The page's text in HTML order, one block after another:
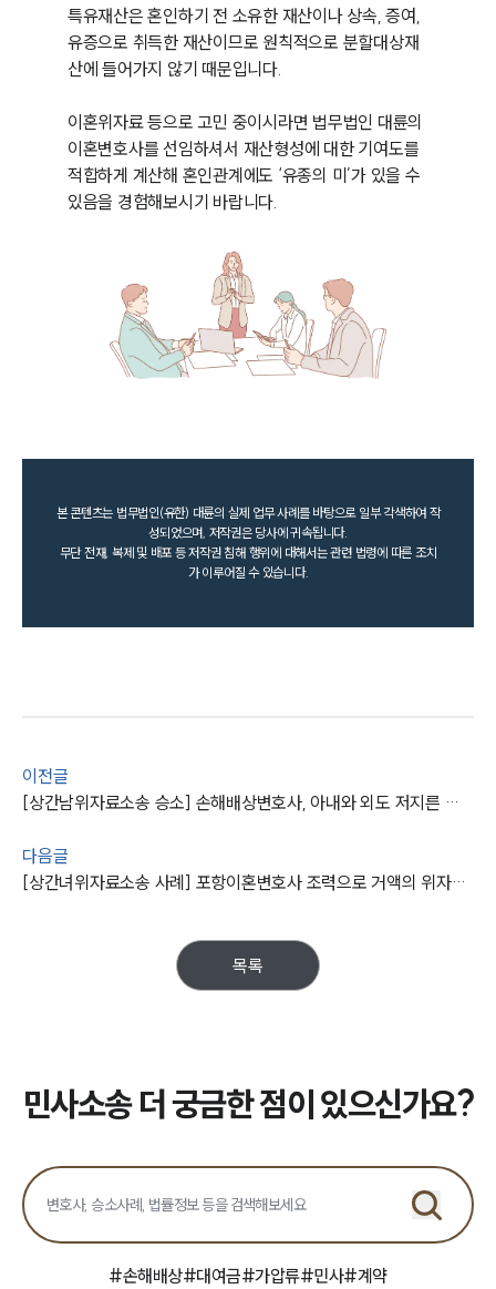
특유재산은 혼인하기 전 소유한 재산이나 상속, 증여,
유증으로 취득한 재산이므로 원칙적으로 분할대상재
산에 들어가지 않기 때문입니다.
이혼위자료 등으로 고민 중이시라면 법무법인 대륜의
이혼변호사를 선임하셔서 재산형성에 대한 기여도를
적합하게 계산해 혼인관계에도 ‘유종의 미’가 있을 수
있음을 경험해보시기 바랍니다.
본 콘텐츠는 법무법인(유한) 대륜의 실제 업무 사례를 바탕으로 일부 각색하여 작
성되었으며, 저작권은 당사에 귀속됩니다.
무단 전재, 복제 및 배포 등 저작권 침해 행위에 대해서는 관련 법령에 따른 조치
가 이루어질 수 있습니다.
이전글
[상간남위자료소송 승소] 손해배상변호사, 아내와 외도 저지른 상간자에 위자료 받아내
다음글
[상간녀위자료소송 사례] 포항이혼변호사 조력으로 거액의 위자료 받아낸 원고
목록
민사소송 더 궁금한 점이 있으신가요?
#손해배상#대여금#가압류#민사#계약